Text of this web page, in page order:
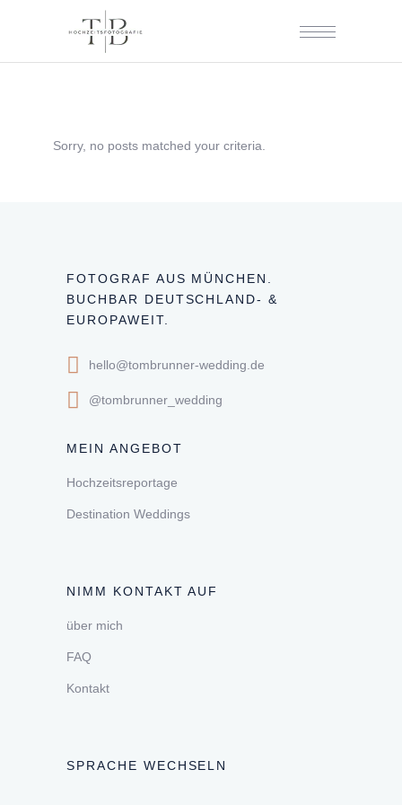
Sorry, no posts matched your criteria.
FOTOGRAF AUS MÜNCHEN.
BUCHBAR DEUTSCHLAND- &
EUROPAWEIT.
hello@tombrunner-wedding.de
@tombrunner_wedding
MEIN ANGEBOT
Hochzeitsreportage
Destination Weddings
NIMM KONTAKT AUF
über mich
FAQ
Kontakt
SPRACHE WECHSELN